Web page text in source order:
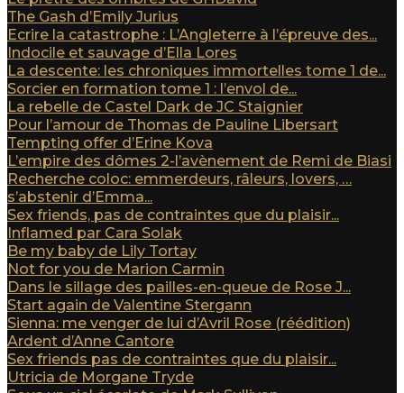
The Gash d’Emily Jurius
Ecrire la catastrophe : L’Angleterre à l’épreuve des...
Indocile et sauvage d’Ella Lores
La descente: les chroniques immortelles tome 1 de...
Sorcier en formation tome 1 : l’envol de...
La rebelle de Castel Dark de JC Staignier
Pour l’amour de Thomas de Pauline Libersart
Tempting offer d’Erine Kova
L’empire des dômes 2-l’avènement de Remi de Biasi
Recherche coloc: emmerdeurs, râleurs, lovers, …
s’abstenir d’Emma...
Sex friends, pas de contraintes que du plaisir...
Inflamed par Cara Solak
Be my baby de Lily Tortay
Not for you de Marion Carmin
Dans le sillage des pailles-en-queue de Rose J...
Start again de Valentine Stergann
Sienna: me venger de lui d’Avril Rose (réédition)
Ardent d’Anne Cantore
Sex friends pas de contraintes que du plaisir...
Utricia de Morgane Tryde